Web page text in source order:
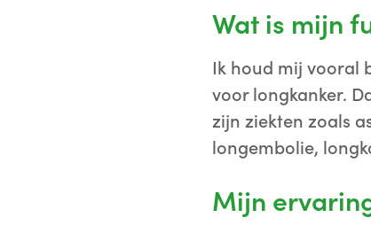
Wat is mijn
Ik houd mij vooral
voor longkanker.
zijn ziekten zoals
longembolie,
Mijn